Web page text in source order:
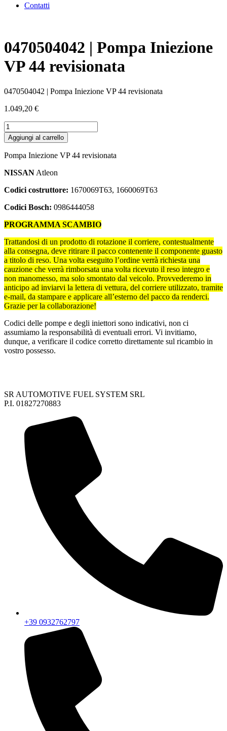
Contatti
0470504042 | Pompa Iniezione
VP 44 revisionata
0470504042 | Pompa Iniezione VP 44 revisionata
1.049,20 €
0470504042
|
Pompa
Iniezione
44
quantità
Aggiungi al carrello
Pompa Iniezione VP 44 revisionata
NISSAN Atleon
Codici costruttore: 1670069T63, 1660069T63
Codici Bosch: 0986444058
PROGRAMMA SCAMBIO
Trattandosi di un prodotto di rotazione il corriere, contestualmente
alla consegna, deve ritirare il pacco contenente il componente guasto
a titolo di reso. Una volta eseguito l’ordine verrà richiesta una
cauzione che verrà rimborsata una volta ricevuto il reso integro e
non manomesso, ma solo smontato dal veicolo. Provvederemo in
anticipo ad inviarvi la lettera di vettura, del corriere utilizzato, tramite
e-mail, da stampare e applicare all’esterno del pacco da renderci.
Grazie per la collaborazione!
Codici delle pompe e degli iniettori sono indicativi, non ci
assumiamo la responsabilità di eventuali errori. Vi invitiamo,
dunque, a verificare il codice corretto direttamente sul ricambio in
vostro possesso.
SR AUTOMOTIVE FUEL SYSTEM SRL
P.I. 01827270883
+39 0932762797